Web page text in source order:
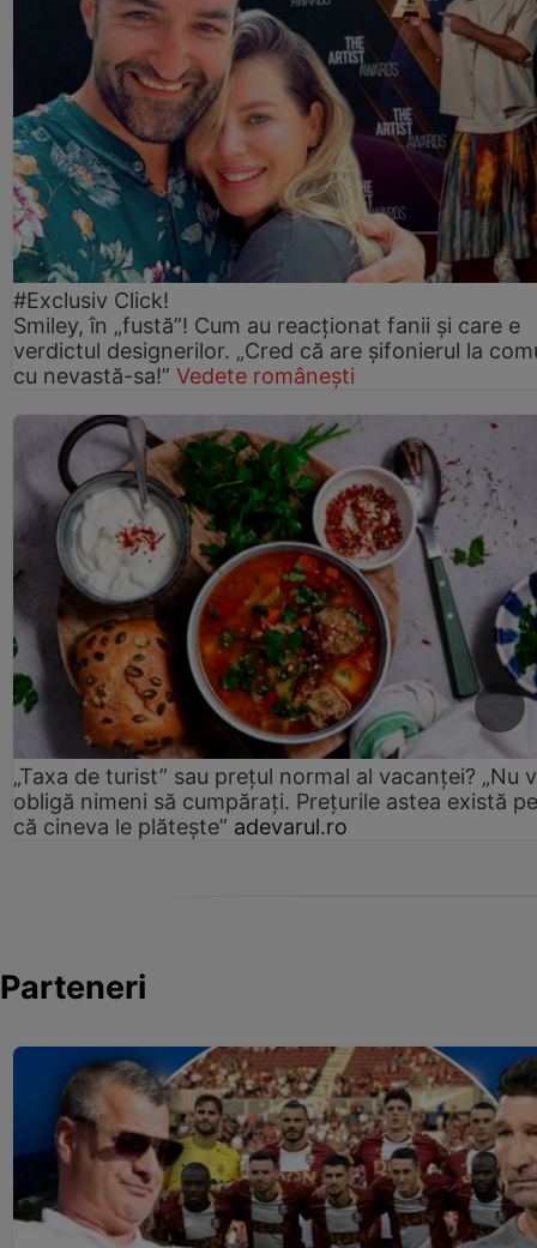
#Exclusiv Click!
Smiley, în „fustă”! Cum au reacționat fanii și care e
verdictul designerilor. „Cred că are șifonierul la
cu nevastă-sa!” Vedete românești
„Taxa de turist” sau prețul normal al vacanței? „Nu
obligă nimeni să cumpărați. Prețurile astea există
că cineva le plătește” adevarul.ro
Parteneri